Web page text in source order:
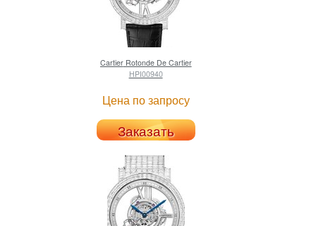
CartierRotonde De Cartier
HPI00940
Цена по запросу
Заказать